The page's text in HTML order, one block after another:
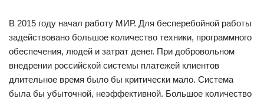
В 2015 году начал работу МИР. Для бесперебойной работы
задействовано большое количество техники, программного
обеспечения, людей и затрат денег. При добровольном
внедрении российской системы платежей клиентов
длительное время было бы критически мало. Система
была бы убыточной, неэффективной. Большое количество